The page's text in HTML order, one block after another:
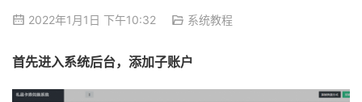
2022年1月1日 下午10:32 系统教程
首先进入系统后台，添加子账户